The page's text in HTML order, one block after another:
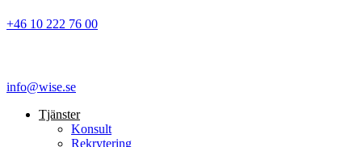
+46 10 222 76 00
info@wise.se
Tjänster
Konsult
Rekrytering